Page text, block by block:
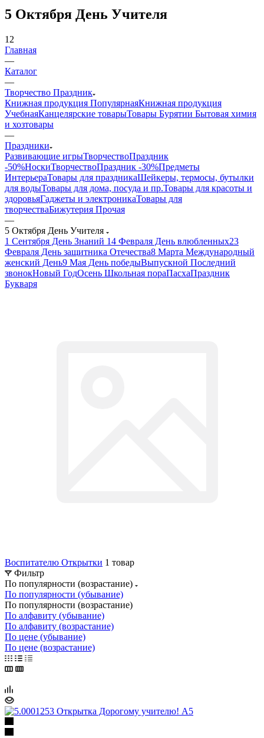
5 Октября День Учителя
12
Главная
—
Каталог
—
Творчество Праздник
Книжная продукция ПопулярнаяКнижная продукция
УчебнаяКанцелярские товарыТовары Бурятии Бытовая химия
и хозтовары
—
Праздники
Развивающие игрыТворчествоПраздник
-50%НоскиТворчествоПраздник -30%Предметы
ИнтерьераТовары для праздникаШейкеры, термосы, бутылки
для водыТовары для дома, посуда и пр.Товары для красоты и
здоровьяГаджеты и электроникаТовары для
творчестваБижутерия Прочая
—
5 Октября День Учителя
1 Сентября День Знаний 14 Февраля День влюбленных23
Февраля День защитника Отечества8 Марта Международный
женский День9 Мая День победыВыпускной Последний
звонокНовый ГодОсень Школьная пораПасхаПраздник
Букваря
Воспитателю Открытки 1 товар
Фильтр
По популярности (возрастание)
По популярности (убывание)
По популярности (возрастание)
По алфавиту (убывание)
По алфавиту (возрастание)
По цене (убывание)
По цене (возрастание)